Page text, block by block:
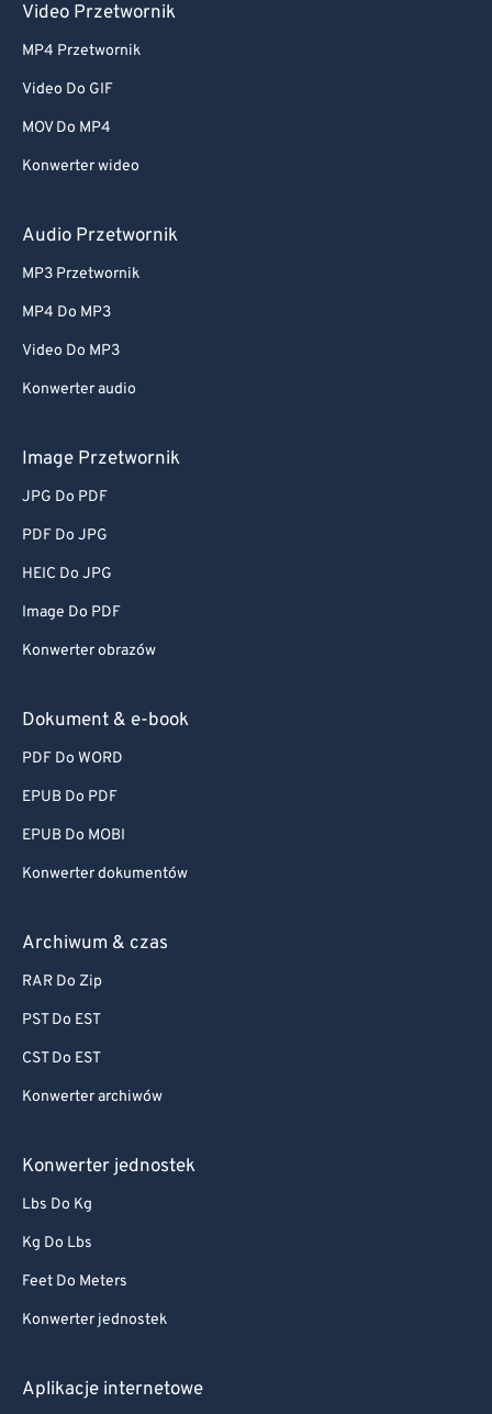
Video Przetwornik
MP4 Przetwornik
Video Do GIF
MOV Do MP4
Konwerter wideo
Audio Przetwornik
MP3 Przetwornik
MP4 Do MP3
Video Do MP3
Konwerter audio
Image Przetwornik
JPG Do PDF
PDF Do JPG
HEIC Do JPG
Image Do PDF
Konwerter obrazów
Dokument & e-book
PDF Do WORD
EPUB Do PDF
EPUB Do MOBI
Konwerter dokumentów
Archiwum & czas
RAR Do Zip
PST Do EST
CST Do EST
Konwerter archiwów
Konwerter jednostek
Lbs Do Kg
Kg Do Lbs
Feet Do Meters
Konwerter jednostek
Aplikacje internetowe